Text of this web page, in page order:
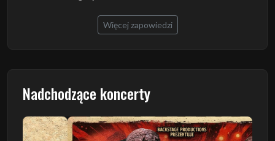
Więcej zapowiedzi
Nadchodzące koncerty